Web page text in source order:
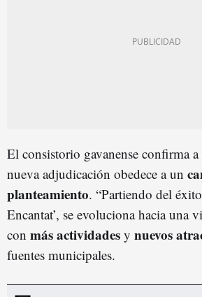
El consistorio gavanense confirma
nueva adjudicación obedece a un
planteamiento. “Partiendo del
Encantat’, se evoluciona hacia una
con más actividades y nuevos
fuentes municipales.